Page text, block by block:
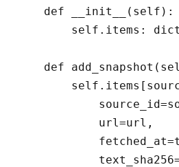
    def __init__(self):
self.items:
def
            url=url,